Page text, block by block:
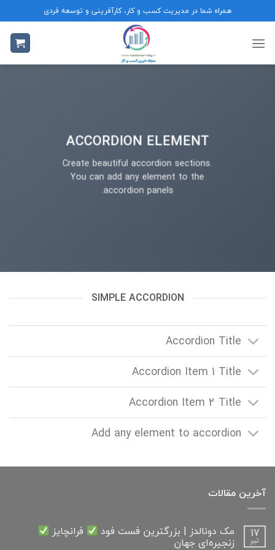
to
content
همراه شما در مدیریت کسب و کار، کارآفرینی و توسعه فردی
ACCORDION ELEMENT
Create beautiful accordion sections.
You can add any element to the
accordion panels.
SIMPLE ACCORDION
Accordion Title
Accordion Item 1 Title
Accordion Item 2 Title
Add any element to accordion
آخرین مقالات
17
تیر
مک دونالدز | بزرگترین فست فود فرانچایز
زنجیره‌ای جهان